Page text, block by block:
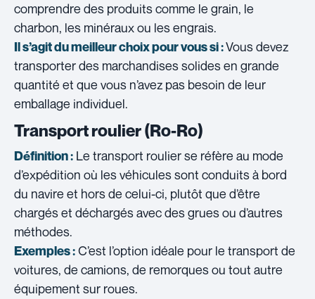
comprendre des produits comme le grain, le
charbon, les minéraux ou les engrais.
Il s’agit du meilleur choix pour vous si :Vous devez
transporter des marchandises solides en grande
quantité et que vous n’avez pas besoin de leur
emballage individuel.
Transport roulier (Ro-Ro)
Définition : Le transport roulier se réfère au mode
d’expédition où les véhicules sont conduits à bord
du navire et hors de celui-ci, plutôt que d’être
chargés et déchargés avec des grues ou d’autres
méthodes.
Exemples :C’est l’option idéale pour le transport de
voitures, de camions, de remorques ou tout autre
équipement sur roues.